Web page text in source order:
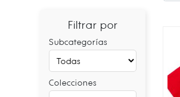
Filtrar por
Subcategorías
Colecciones